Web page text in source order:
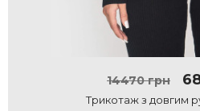
14470 грн
Трикотаж з довгим